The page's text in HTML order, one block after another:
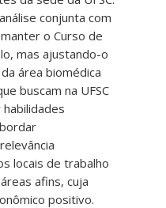
conjunta com
o Curso de
mas ajustando-o
área biomédica
buscam na UFSC
locais de trabalho
afins, cuja
positivo.